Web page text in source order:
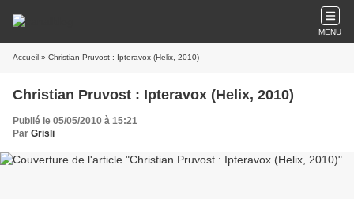
MENU
Accueil » Christian Pruvost : Ipteravox (Helix, 2010)
Christian Pruvost : Ipteravox (Helix, 2010)
Publié le 05/05/2010 à 15:21
Par Grisli